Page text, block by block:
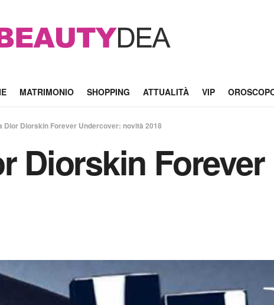
MATRIMONIO SHOPPING ATTUALITÀ VIP
Dior Diorskin Forever Undercover: novità 2018
Diorskin